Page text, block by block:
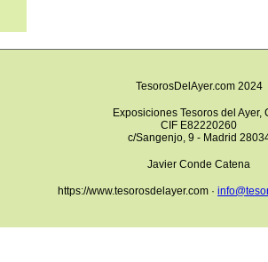
TesorosDelAyer.com 2024
Exposiciones Tesoros del Ayer,
CIF E82220260
c/Sangenjo, 9 - Madrid
Javier Conde Catena
https://www.tesorosdelayer.com ·